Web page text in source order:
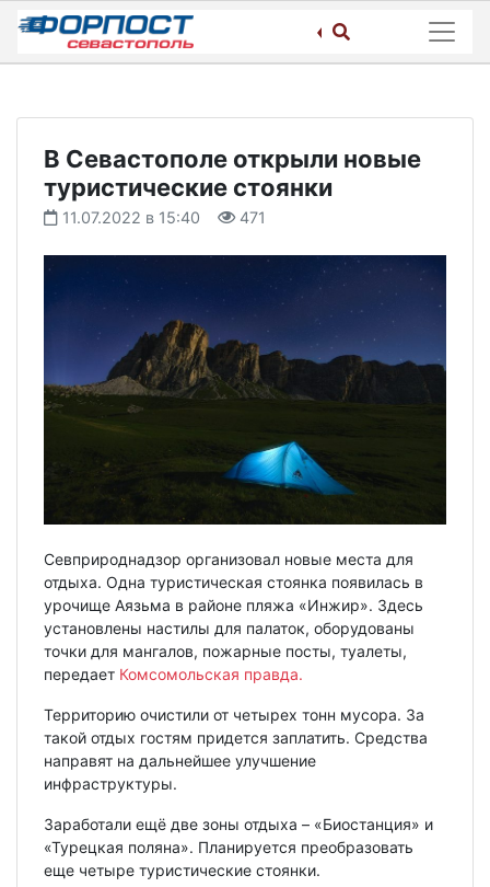
Skip
content
В Севастополе открыли новые
туристические стоянки
11.07.2022 в 15:40 471
Севприроднадзор организовал новые места для
отдыха. Одна туристическая стоянка появилась в
урочище Аязьма в районе пляжа «Инжир». Здесь
установлены настилы для палаток, оборудованы
точки для мангалов, пожарные посты, туалеты,
передает Комсомольская правда.
Территорию очистили от четырех тонн мусора. За
такой отдых гостям придется заплатить. Средства
направят на дальнейшее улучшение
инфраструктуры.
Заработали ещё две зоны отдыха – «Биостанция» и
«Турецкая поляна». Планируется преобразовать
еще четыре туристические стоянки.